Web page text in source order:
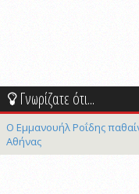
Γνωρίζατε ότι...
Ο Εμμανουήλ Ροΐδης
Αθήνας